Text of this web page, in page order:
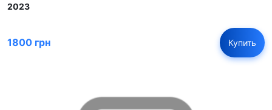
2023
1800 грн Купить